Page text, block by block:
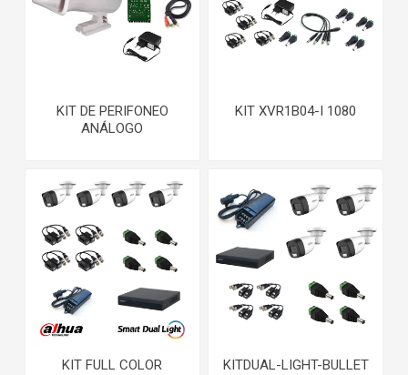
KIT DE PERIFONEO
ANÁLOGO
KIT XVR1B04-I 1080
KIT FULL COLOR KITDUAL-LIGHT-BULLET